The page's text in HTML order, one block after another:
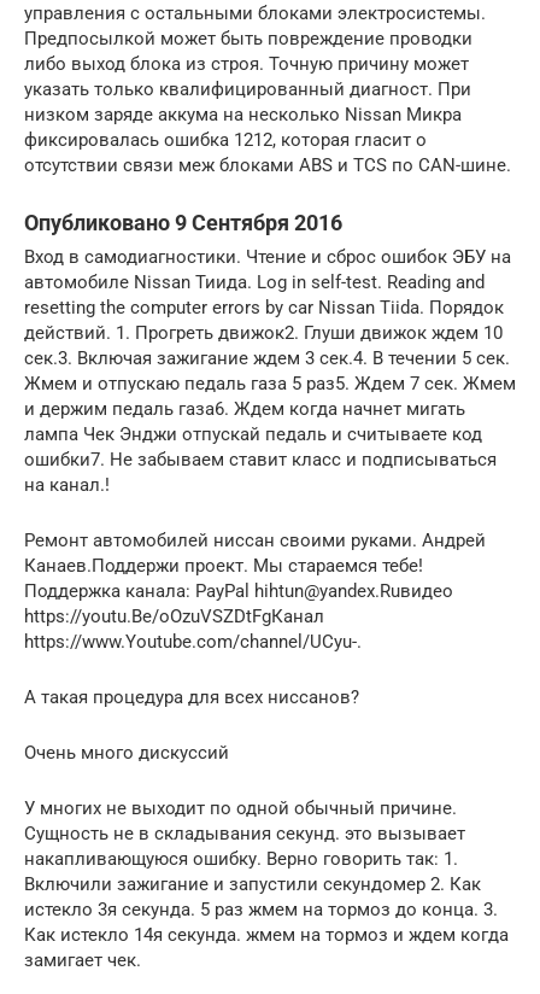
управления с остальными блоками электросистемы.
Предпосылкой может быть повреждение проводки
либо выход блока из строя. Точную причину может
указать только квалифицированный диагност. При
низком заряде аккума на несколько Nissan Микра
фиксировалась ошибка 1212, которая гласит о
отсутствии связи меж блоками ABS и TCS по CAN-шине.
Опубликовано 9 Сентября 2016
Вход в самодиагностики. Чтение и сброс ошибок ЭБУ на
автомобиле Nissan Тиида. Log in self-test. Reading and
resetting the computer errors by car Nissan Tiida. Порядок
действий. 1. Прогреть движок2. Глуши движок ждем 10
сек.3. Включая зажигание ждем 3 сек.4. В течении 5 сек.
Жмем и отпускаю педаль газа 5 раз5. Ждем 7 сек. Жмем
и держим педаль газа6. Ждем когда начнет мигать
лампа Чек Энджи отпускай педаль и считываете код
ошибки7. Не забываем ставит класс и подписываться
на канал.!
Ремонт автомобилей ниссан своими руками. Андрей
Канаев.Поддержи проект. Мы стараемся тебе!
Поддержка канала: PayPal hihtun@yandex.Ruвидео
https://youtu.Be/oOzuVSZDtFgКанал
https://www.Youtube.com/channel/UCyu-.
А такая процедура для всех ниссанов?
Очень много дискуссий
У многих не выходит по одной обычный причине.
Сущность не в складывания секунд. это вызывает
накапливающуюся ошибку. Верно говорить так: 1.
Включили зажигание и запустили секундомер 2. Как
истекло 3я секунда. 5 раз жмем на тормоз до конца. 3.
Как истекло 14я секунда. жмем на тормоз и ждем когда
замигает чек.